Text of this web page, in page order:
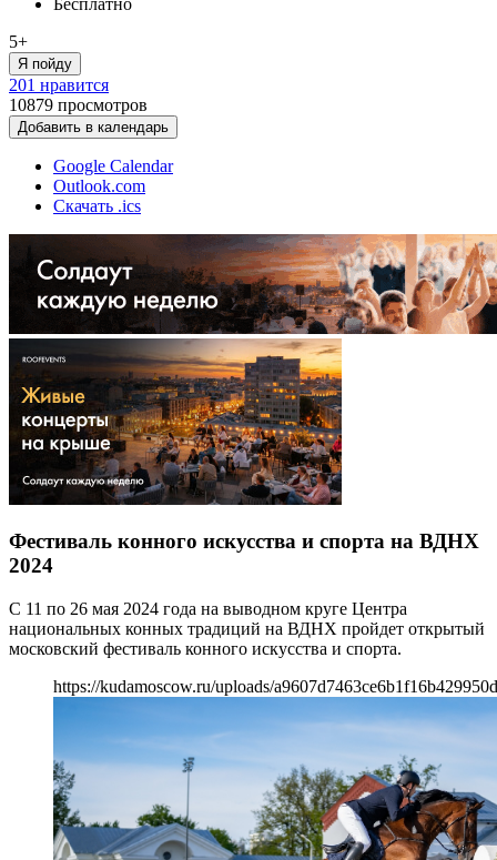
5+
Я пойду
201 нравится
10879 просмотров
Добавить в календарь
Google Calendar
Outlook.com
Скачать .ics
Фестиваль конного искусства и спорта на ВДНХ
2024
С 11 по 26 мая 2024 года на выводном круге Центра
национальных конных традиций на ВДНХ пройдет открытый
московский фестиваль конного искусства и спорта.
https://kudamoscow.ru/uploads/